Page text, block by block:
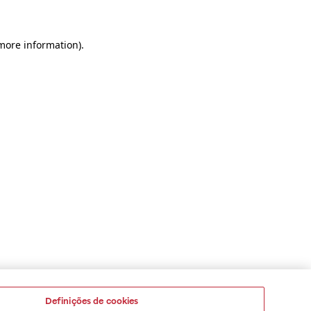
information).
Definições de cookies